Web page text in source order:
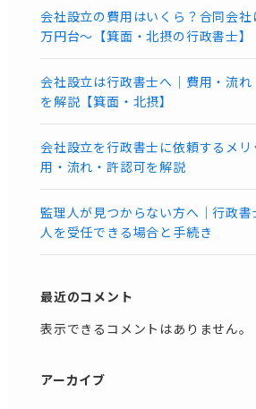
会社設立の費用はいくら？合同会社
万円台～【箕面・北摂の行政書士】
会社設立は行政書士へ｜費用・流れ
を解説【箕面・北摂】
会社設立を行政書士に依頼するメリ
用・流れ・許認可を解説
監理人が見つからない方へ｜行政書
人を受任できる場合と手続き
最近のコメント
表示できるコメントはありません。
アーカイブ